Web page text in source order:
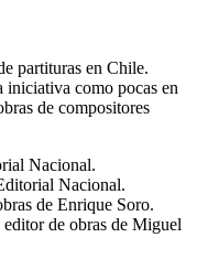
partituras en Chile.
iniciativa como pocas en
de compositores
Nacional.
Nacional.
de Enrique Soro.
de obras de Miguel